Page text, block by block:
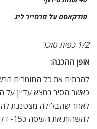
פודקאסט על פרמייר ליג
1/2 כפית סוכר
אופן ההכנה:
כאשר הסיר נמצא עדיין
להשהות את העיסה כ15- דק’ וליצור כדורי בצק / לחמניות.